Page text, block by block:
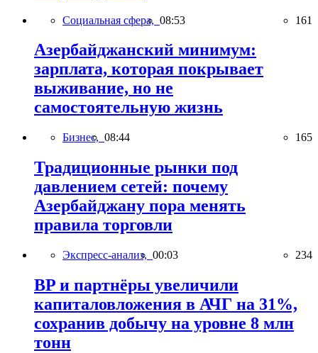
Социальная сфера, 08:53 161
Азербайджанский минимум:
зарплата, которая покрывает
выживание, но не
самостоятельную жизнь
Бизнес, 08:44 165
Традиционные рынки под
давлением сетей: почему
Азербайджану пора менять
правила торговли
Экспресс-анализ, 00:03 234
BP и партнёры увеличили
капиталовложения в АЧГ на 31%,
сохранив добычу на уровне 8 млн
тонн